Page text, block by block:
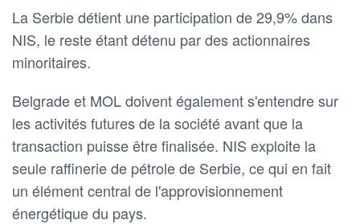
La Serbie détient une participation de 29,9% dans
NIS, le reste étant détenu par des actionnaires
minoritaires.
Belgrade et MOL doivent également s'entendre sur
les activités futures de la société avant que la
transaction puisse être finalisée. NIS exploite la
seule raffinerie de pétrole de Serbie, ce qui en fait
un élément central de l'approvisionnement
énergétique du pays.